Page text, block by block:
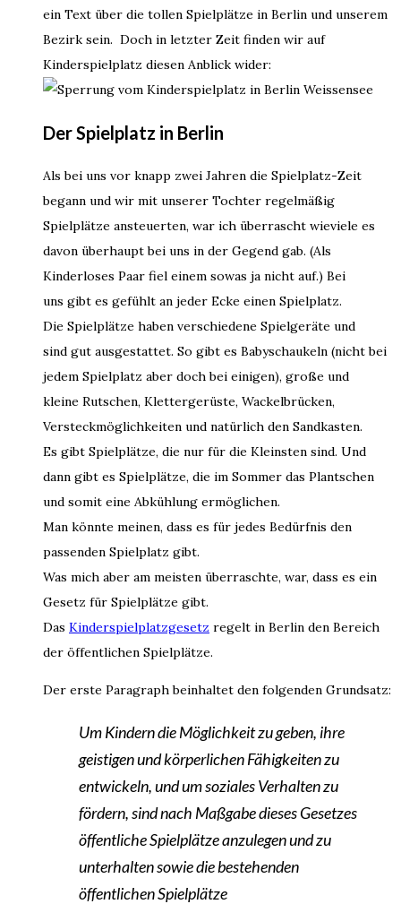
ein Text über die tollen Spielplätze in Berlin und unserem
Bezirk sein. Doch in letzter Zeit finden wir auf
Kinderspielplatz diesen Anblick wider:
Der Spielplatz in Berlin
Als bei uns vor knapp zwei Jahren die Spielplatz-Zeit
begann und wir mit unserer Tochter regelmäßig
Spielplätze ansteuerten, war ich überrascht wieviele es
davon überhaupt bei uns in der Gegend gab. (Als
Kinderloses Paar fiel einem sowas ja nicht auf.) Bei
uns gibt es gefühlt an jeder Ecke einen Spielplatz.
Die Spielplätze haben verschiedene Spielgeräte und
sind gut ausgestattet. So gibt es Babyschaukeln (nicht bei
jedem Spielplatz aber doch bei einigen), große und
kleine Rutschen, Klettergerüste, Wackelbrücken,
Versteckmöglichkeiten und natürlich den Sandkasten.
Es gibt Spielplätze, die nur für die Kleinsten sind. Und
dann gibt es Spielplätze, die im Sommer das Plantschen
und somit eine Abkühlung ermöglichen.
Man könnte meinen, dass es für jedes Bedürfnis den
passenden Spielplatz gibt.
Was mich aber am meisten überraschte, war, dass es ein
Gesetz für Spielplätze gibt.
Das Kinderspielplatzgesetz regelt in Berlin den Bereich
der öffentlichen Spielplätze.
Der erste Paragraph beinhaltet den folgenden Grundsatz:
Um Kindern die Möglichkeit zu geben, ihre
geistigen und körperlichen Fähigkeiten zu
entwickeln, und um soziales Verhalten zu
fördern, sind nach Maßgabe dieses Gesetzes
öffentliche Spielplätze anzulegen und zu
unterhalten sowie die bestehenden
öffentlichen Spielplätze